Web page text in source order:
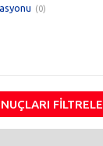
(0)
FİLTRELE